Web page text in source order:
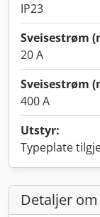
IP23
Sveisestrøm
20 A
Sveisestrøm
400 A
Utstyr:
Typeplate
Detaljer